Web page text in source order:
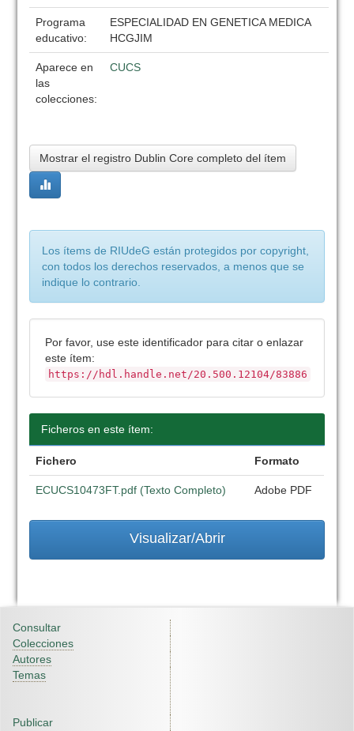
Programa
educativo:
ESPECIALIDAD EN GENETICA MEDICA
HCGJIM
Aparece en
las
colecciones:
CUCS
Mostrar el registro Dublin Core completo del ítem
Los ítems de RIUdeG están protegidos por copyright,
con todos los derechos reservados, a menos que se
indique lo contrario.
Por favor, use este identificador para citar o enlazar
este ítem:
https://hdl.handle.net/20.500.12104/83886
Ficheros en este ítem:
Fichero Formato
ECUCS10473FT.pdf (Texto Completo) Adobe PDF
Visualizar/Abrir
Consultar
Colecciones
Autores
Temas
Publicar